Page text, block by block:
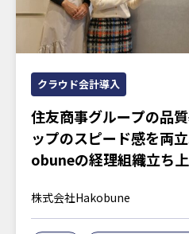
クラウド会計導入
住友商事グループの品
ップのスピード感を両
obuneの経理組織立ち
株式会社Hakobune